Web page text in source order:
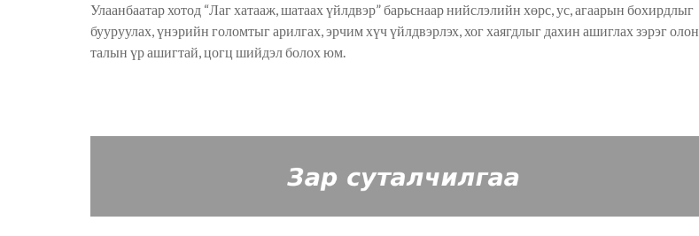
Улаанбаатар хотод “Лаг хатааж, шатаах үйлдвэр” барьснаар нийслэлийн хөрс, ус, агаарын бохирдлыг
бууруулах, үнэрийн голомтыг арилгах, эрчим хүч үйлдвэрлэх, хог хаягдлыг дахин ашиглах зэрэг олон
талын үр ашигтай, цогц шийдэл болох юм.